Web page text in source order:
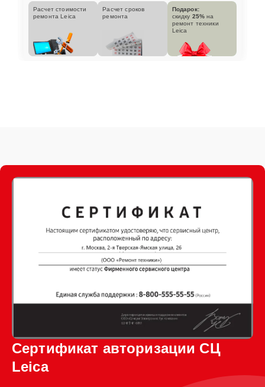
Расчет стоимости
ремонта Leica
Расчет сроков
ремонта
Подарок:
скидку 25% на
ремонт техники
Leica
Сертификат авторизации СЦ
Leica